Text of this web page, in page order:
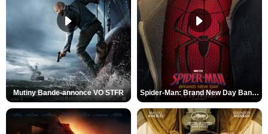
Mutiny Bande-annonce VO STFR Spider-Man: Brand New Day Bande-annonce VO STFR